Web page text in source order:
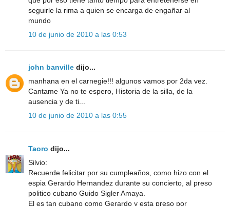
seguirle la rima a quien se encarga de engañar al
mundo
10 de junio de 2010 a las 0:53
john banville dijo...
manhana en el carnegie!!! algunos vamos por 2da vez.
Cantame Ya no te espero, Historia de la silla, de la
ausencia y de ti...
10 de junio de 2010 a las 0:55
Taoro dijo...
Silvio:
Recuerde felicitar por su cumpleaños, como hizo con el
espia Gerardo Hernandez durante su concierto, al preso
politico cubano Guido Sigler Amaya.
El es tan cubano como Gerardo y esta preso por